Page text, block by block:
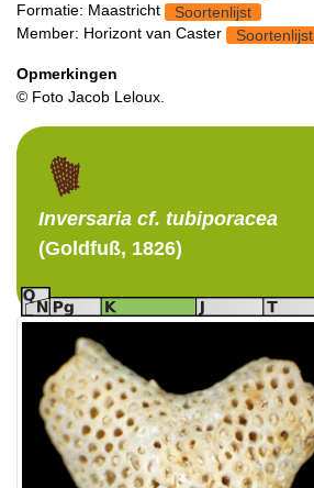
Formatie: Maastricht
Soortenlijst
Member: Horizont van Caster
Soortenlijst
Opmerkingen
© Foto Jacob Leloux.
Inversaria cf. tubiporacea
(Goldfuß, 1826)